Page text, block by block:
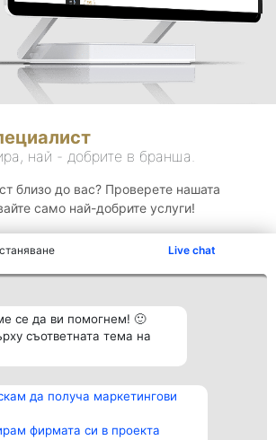
Live chat
се да ви помогнем! 🙂
съответната тема на
да получа маркетингови
фирмата си в проекта
най - добрите в бранша.
близо до вас? Проверете нашата
само най-добрите услуги!
Класация
всички
Контакти